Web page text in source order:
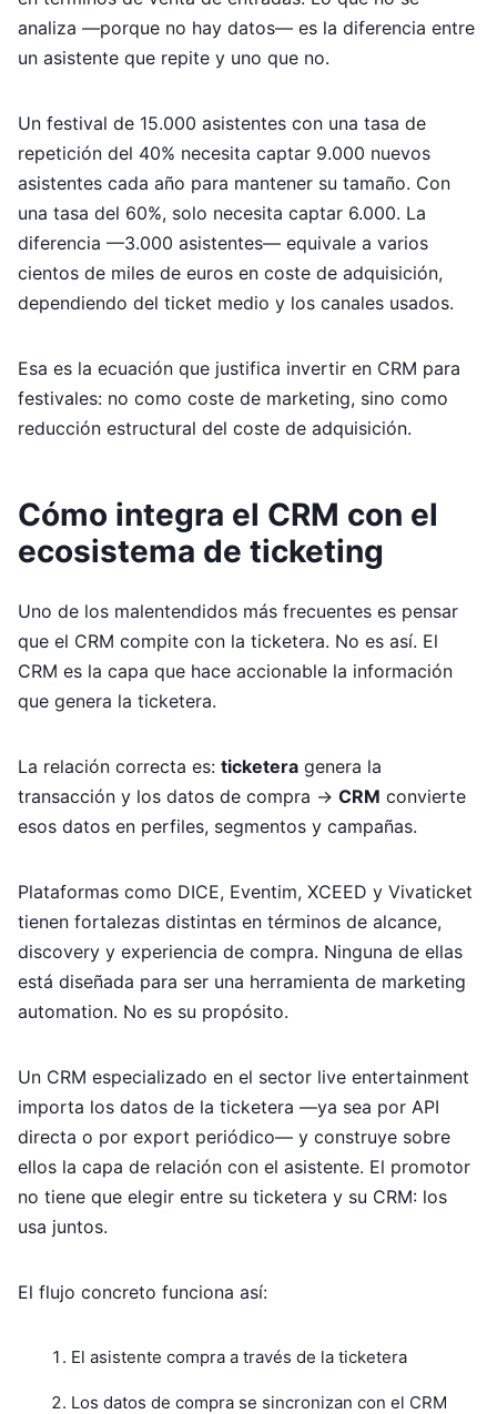
analiza —porque no hay datos— es la diferencia entre
un asistente que repite y uno que no.
Un festival de 15.000 asistentes con una tasa de
repetición del 40% necesita captar 9.000 nuevos
asistentes cada año para mantener su tamaño. Con
una tasa del 60%, solo necesita captar 6.000. La
diferencia —3.000 asistentes— equivale a varios
cientos de miles de euros en coste de adquisición,
dependiendo del ticket medio y los canales usados.
Esa es la ecuación que justifica invertir en CRM para
festivales: no como coste de marketing, sino como
reducción estructural del coste de adquisición.
Cómo integra el CRM con el
ecosistema de ticketing
Uno de los malentendidos más frecuentes es pensar
que el CRM compite con la ticketera. No es así. El
CRM es la capa que hace accionable la información
que genera la ticketera.
La relación correcta es: ticketera genera la
transacción y los datos de compra → CRM convierte
esos datos en perfiles, segmentos y campañas.
Plataformas como DICE, Eventim, XCEED y Vivaticket
tienen fortalezas distintas en términos de alcance,
discovery y experiencia de compra. Ninguna de ellas
está diseñada para ser una herramienta de marketing
automation. No es su propósito.
Un CRM especializado en el sector live entertainment
importa los datos de la ticketera —ya sea por API
directa o por export periódico— y construye sobre
ellos la capa de relación con el asistente. El promotor
no tiene que elegir entre su ticketera y su CRM: los
usa juntos.
El flujo concreto funciona así:
El asistente compra a través de la ticketera
Los datos de compra se sincronizan con el CRM